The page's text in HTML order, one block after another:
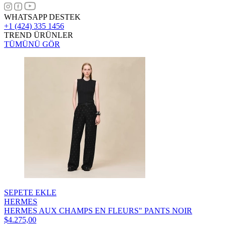
WHATSAPP DESTEK
+1 (424) 335 1456
TREND ÜRÜNLER
TÜMÜNÜ GÖR
SEPETE EKLE
HERMES
HERMES AUX CHAMPS EN FLEURS" PANTS NOIR
$4.275,00